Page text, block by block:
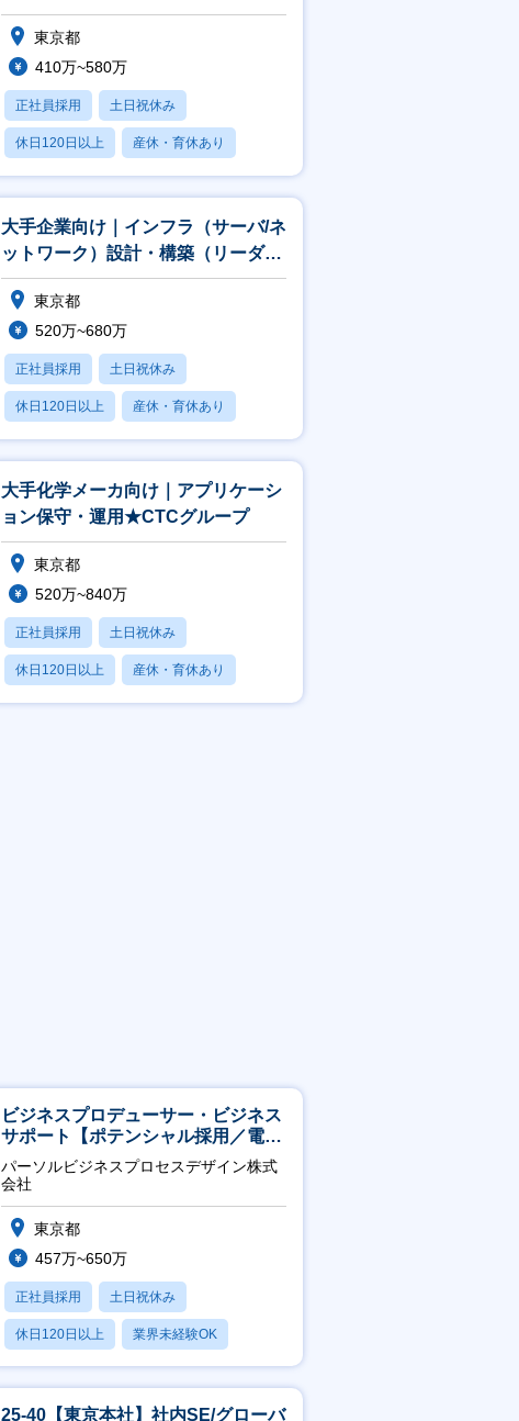
グループ
東京都
410万~580万
正社員採用 土日祝休み
休日120日以上 産休・育休あり
賞与あり
大手企業向け｜インフラ（サーバ/ネ
ットワーク）設計・構築（リーダ
層）★CTCグループ
東京都
520万~680万
正社員採用 土日祝休み
休日120日以上 産休・育休あり
月残業20時間以内
大手化学メーカ向け｜アプリケーシ
ョン保守・運用★CTCグループ
東京都
520万~840万
正社員採用 土日祝休み
休日120日以上 産休・育休あり
月残業20時間以内
ビジネスプロデューサー・ビジネス
サポート【ポテンシャル採用／電
力・ガス等の民間向けプロジェクト
推進】
パーソルビジネスプロセスデザイン株式
会社
東京都
457万~650万
正社員採用 土日祝休み
休日120日以上 業界未経験OK
産休・育休あり
25-40【東京本社】社内SE/グローバ